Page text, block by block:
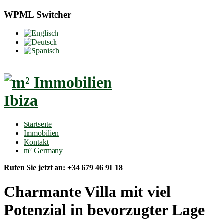
WPML Switcher
Startseite
Immobilien
Kontakt
m² Germany
Rufen Sie jetzt an: +34 679 46 91 18
Charmante Villa mit viel
Potenzial in bevorzugter Lage